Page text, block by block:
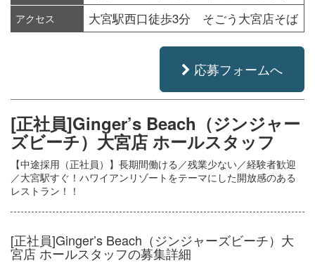
アクセス 大宮駅西口徒歩3分 そごう大宮店そば
応募フォームへ
[正社員]Ginger’s Beach（ジンジャー
ズビーチ）大宮店 ホールスタッフ
【中途採用（正社員）】長期間働ける／残業少ない／経験者歓迎
／大宮駅すぐ！ハワイアンリゾートをテーマにした開放感のある
レストラン！！
[正社員]Ginger’s Beach（ジンジャーズビーチ）大
宮店 ホールスタッフの募集詳細